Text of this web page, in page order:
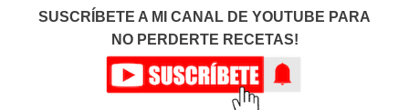
SUSCRÍBETE A MI CANAL DE YOUTUBE PARA
NO PERDERTE RECETAS!